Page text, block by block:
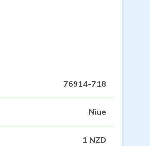
76914-718
Niue
1 NZD